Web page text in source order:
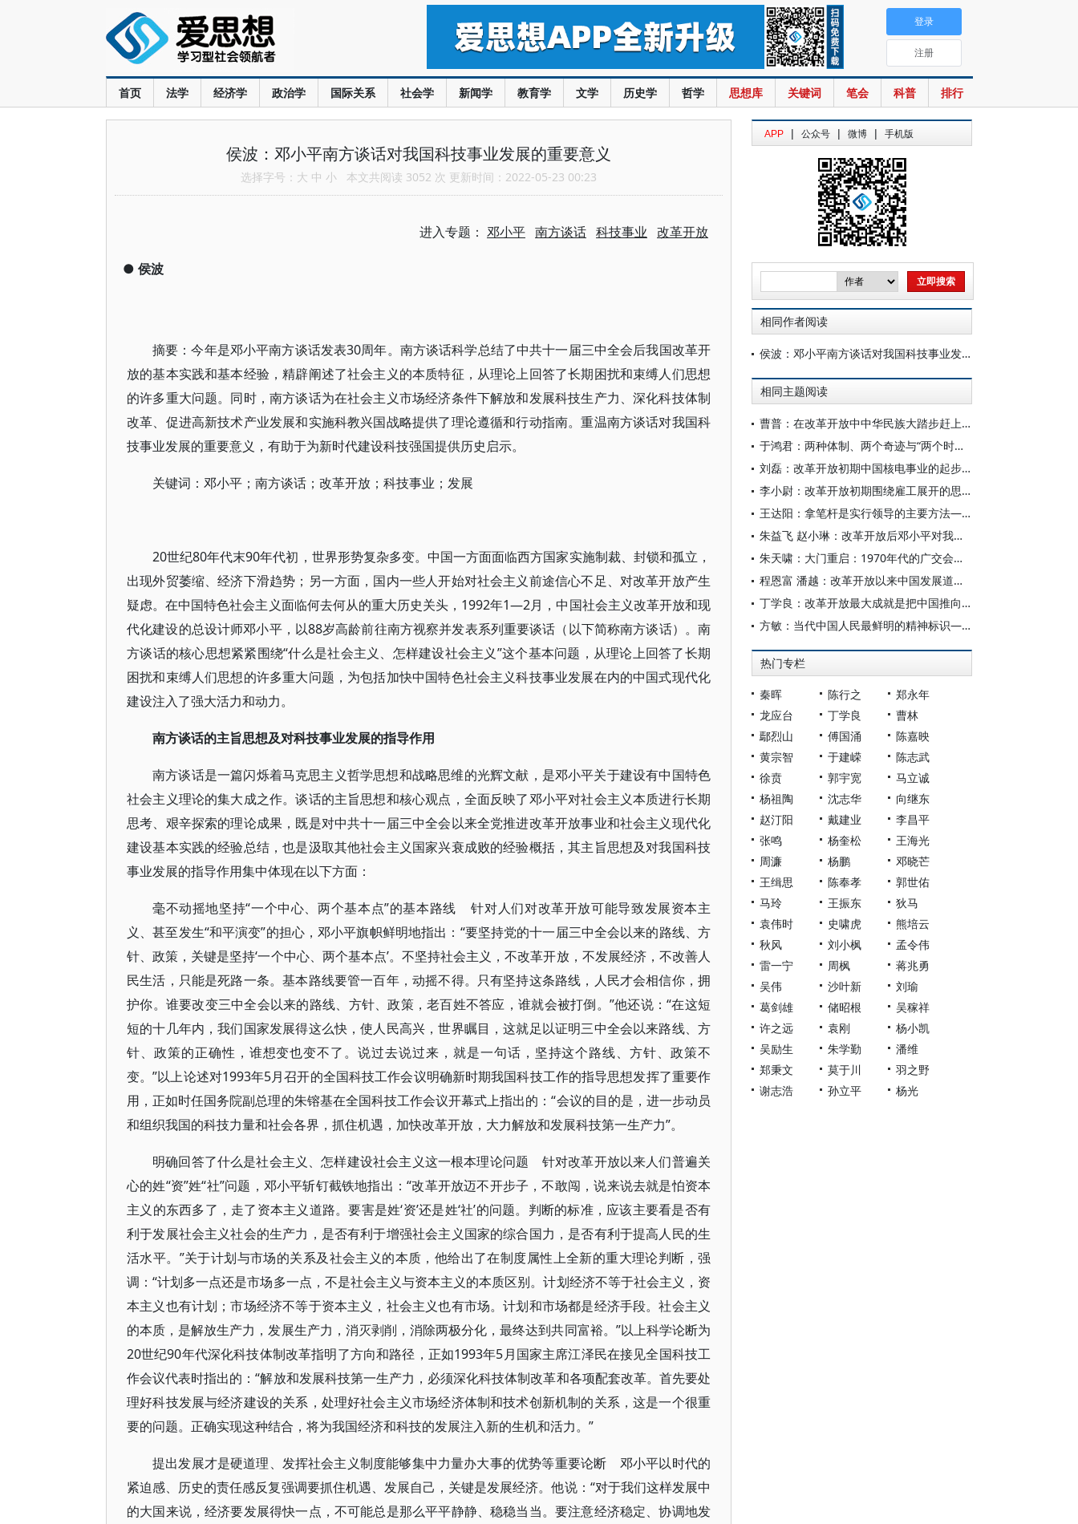
首页 法学 经济学 政治学 国际关系 社会学 新闻学 教育学 文学 历史学 哲学 思想库 关键词 笔会 科普 排行
登录
注册
侯波：邓小平南方谈话对我国科技事业发展的重要意义
选择字号： 大 中 小 本文共阅读 3052 次 更新时间：2022-05-23 00:23
进入专题： 邓小平 南方谈话 科技事业 改革开放
● 侯波
摘要：今年是邓小平南方谈话发表30周年。南方谈话科学总结了中共十一届三中全会后我国改革开
放的基本实践和基本经验，精辟阐述了社会主义的本质特征，从理论上回答了长期困扰和束缚人们思想
的许多重大问题。同时，南方谈话为在社会主义市场经济条件下解放和发展科技生产力、深化科技体制
改革、促进高新技术产业发展和实施科教兴国战略提供了理论遵循和行动指南。重温南方谈话对我国科
技事业发展的重要意义，有助于为新时代建设科技强国提供历史启示。
关键词：邓小平；南方谈话；改革开放；科技事业；发展
20世纪80年代末90年代初，世界形势复杂多变。中国一方面面临西方国家实施制裁、封锁和孤立，
出现外贸萎缩、经济下滑趋势；另一方面，国内一些人开始对社会主义前途信心不足、对改革开放产生
疑虑。在中国特色社会主义面临何去何从的重大历史关头，1992年1—2月，中国社会主义改革开放和现
代化建设的总设计师邓小平，以88岁高龄前往南方视察并发表系列重要谈话（以下简称南方谈话）。南
方谈话的核心思想紧紧围绕“什么是社会主义、怎样建设社会主义”这个基本问题，从理论上回答了长期
困扰和束缚人们思想的许多重大问题，为包括加快中国特色社会主义科技事业发展在内的中国式现代化
建设注入了强大活力和动力。
南方谈话的主旨思想及对科技事业发展的指导作用
南方谈话是一篇闪烁着马克思主义哲学思想和战略思维的光辉文献，是邓小平关于建设有中国特色
社会主义理论的集大成之作。谈话的主旨思想和核心观点，全面反映了邓小平对社会主义本质进行长期
思考、艰辛探索的理论成果，既是对中共十一届三中全会以来全党推进改革开放事业和社会主义现代化
建设基本实践的经验总结，也是汲取其他社会主义国家兴衰成败的经验概括，其主旨思想及对我国科技
事业发展的指导作用集中体现在以下方面：
毫不动摇地坚持“一个中心、两个基本点”的基本路线 针对人们对改革开放可能导致发展资本主
义、甚至发生“和平演变”的担心，邓小平旗帜鲜明地指出：“要坚持党的十一届三中全会以来的路线、方
针、政策，关键是坚持‘一个中心、两个基本点’。不坚持社会主义，不改革开放，不发展经济，不改善人
民生活，只能是死路一条。基本路线要管一百年，动摇不得。只有坚持这条路线，人民才会相信你，拥
护你。谁要改变三中全会以来的路线、方针、政策，老百姓不答应，谁就会被打倒。”他还说：“在这短
短的十几年内，我们国家发展得这么快，使人民高兴，世界瞩目，这就足以证明三中全会以来路线、方
针、政策的正确性，谁想变也变不了。说过去说过来，就是一句话，坚持这个路线、方针、政策不
变。”以上论述对1993年5月召开的全国科技工作会议明确新时期我国科技工作的指导思想发挥了重要作
用，正如时任国务院副总理的朱镕基在全国科技工作会议开幕式上指出的：“会议的目的是，进一步动员
和组织我国的科技力量和社会各界，抓住机遇，加快改革开放，大力解放和发展科技第一生产力”。
明确回答了什么是社会主义、怎样建设社会主义这一根本理论问题 针对改革开放以来人们普遍关
心的姓“资”姓“社”问题，邓小平斩钉截铁地指出：“改革开放迈不开步子，不敢闯，说来说去就是怕资本
主义的东西多了，走了资本主义道路。要害是姓‘资’还是姓‘社’的问题。判断的标准，应该主要看是否有
利于发展社会主义社会的生产力，是否有利于增强社会主义国家的综合国力，是否有利于提高人民的生
活水平。”关于计划与市场的关系及社会主义的本质，他给出了在制度属性上全新的重大理论判断，强
调：“计划多一点还是市场多一点，不是社会主义与资本主义的本质区别。计划经济不等于社会主义，资
本主义也有计划；市场经济不等于资本主义，社会主义也有市场。计划和市场都是经济手段。社会主义
的本质，是解放生产力，发展生产力，消灭剥削，消除两极分化，最终达到共同富裕。”以上科学论断为
20世纪90年代深化科技体制改革指明了方向和路径，正如1993年5月国家主席江泽民在接见全国科技工
作会议代表时指出的：“解放和发展科技第一生产力，必须深化科技体制改革和各项配套改革。首先要处
理好科技发展与经济建设的关系，处理好社会主义市场经济体制和技术创新机制的关系，这是一个很重
要的问题。正确实现这种结合，将为我国经济和科技的发展注入新的生机和活力。”
提出发展才是硬道理、发挥社会主义制度能够集中力量办大事的优势等重要论断 邓小平以时代的
紧迫感、历史的责任感反复强调要抓住机遇、发展自己，关键是发展经济。他说：“对于我们这样发展中
的大国来说，经济要发展得快一点，不可能总是那么平平静静、稳稳当当。要注意经济稳定、协调地发
APP | 公众号 | 微博 | 手机版
相同作者阅读
侯波：邓小平南方谈话对我国科技事业发展的重要意义
相同主题阅读
曹普：在改革开放中中华民族大踏步赶上时代——改革开放和社会主义现代化建设的伟大成就
于鸿君：两种体制、两个奇迹与“两个时期互不否定”
刘磊：改革开放初期中国核电事业的起步与中美核能合作
李小尉：改革开放初期围绕雇工展开的思想论争及其意义
王达阳：拿笔杆是实行领导的主要方法——邓小平如何写稿改稿
朱益飞 赵小琳：改革开放后邓小平对我国科技人才培养的重视与推动
朱天啸：大门重启：1970年代的广交会与中美贸易
程恩富 潘越：改革开放以来中国发展道路的经济实践、历史经验与未来进路
丁学良：改革开放最大成就是把中国推向世界主流
方敏：当代中国人民最鲜明的精神标识——传承弘扬改革开放精神
热门专栏
秦晖 陈行之
郑永年
龙应台
丁学良
曹林
鄢烈山
傅国涌
陈嘉映
黄宗智
于建嵘
陈志武
徐贲
郭宇宽
马立诚
杨祖陶
沈志华
向继东
赵汀阳
戴建业
李昌平
张鸣
杨奎松
王海光
周濂
杨鹏
邓晓芒
王缉思
陈奉孝
郭世佑
马玲
王振东
狄马
袁伟时
史啸虎
熊培云
秋风
刘小枫
孟令伟
雷一宁
周枫
蒋兆勇
吴伟
沙叶新
刘瑜
葛剑雄
储昭根
吴稼祥
许之远
袁刚
杨小凯
吴励生
朱学勤
潘维
郑秉文
莫于川
羽之野
谢志浩
孙立平 杨光